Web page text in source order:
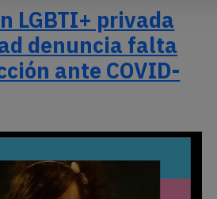
LGBTI+ privada
denuncia falta
ante COVID-